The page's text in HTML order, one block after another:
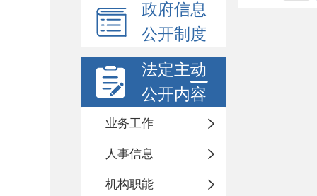
政府信息
公开制度
法定主动
公开内容
业务工作
人事信息
机构职能